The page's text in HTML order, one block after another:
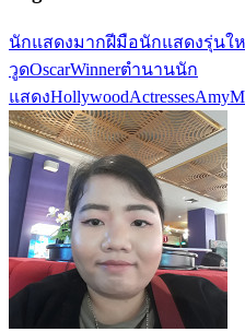
นักแสดงมากฝีมือนักแสดงรุ่นใ
วูดOscarWinnerตำนานนัก
แสดงHollywoodActresses